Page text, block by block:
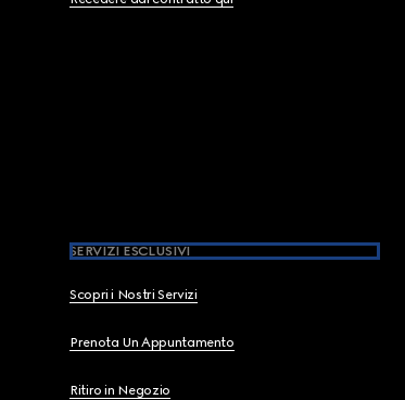
SERVIZI ESCLUSIVI
Scopri i Nostri Servizi
Prenota Un Appuntamento
Ritiro in Negozio